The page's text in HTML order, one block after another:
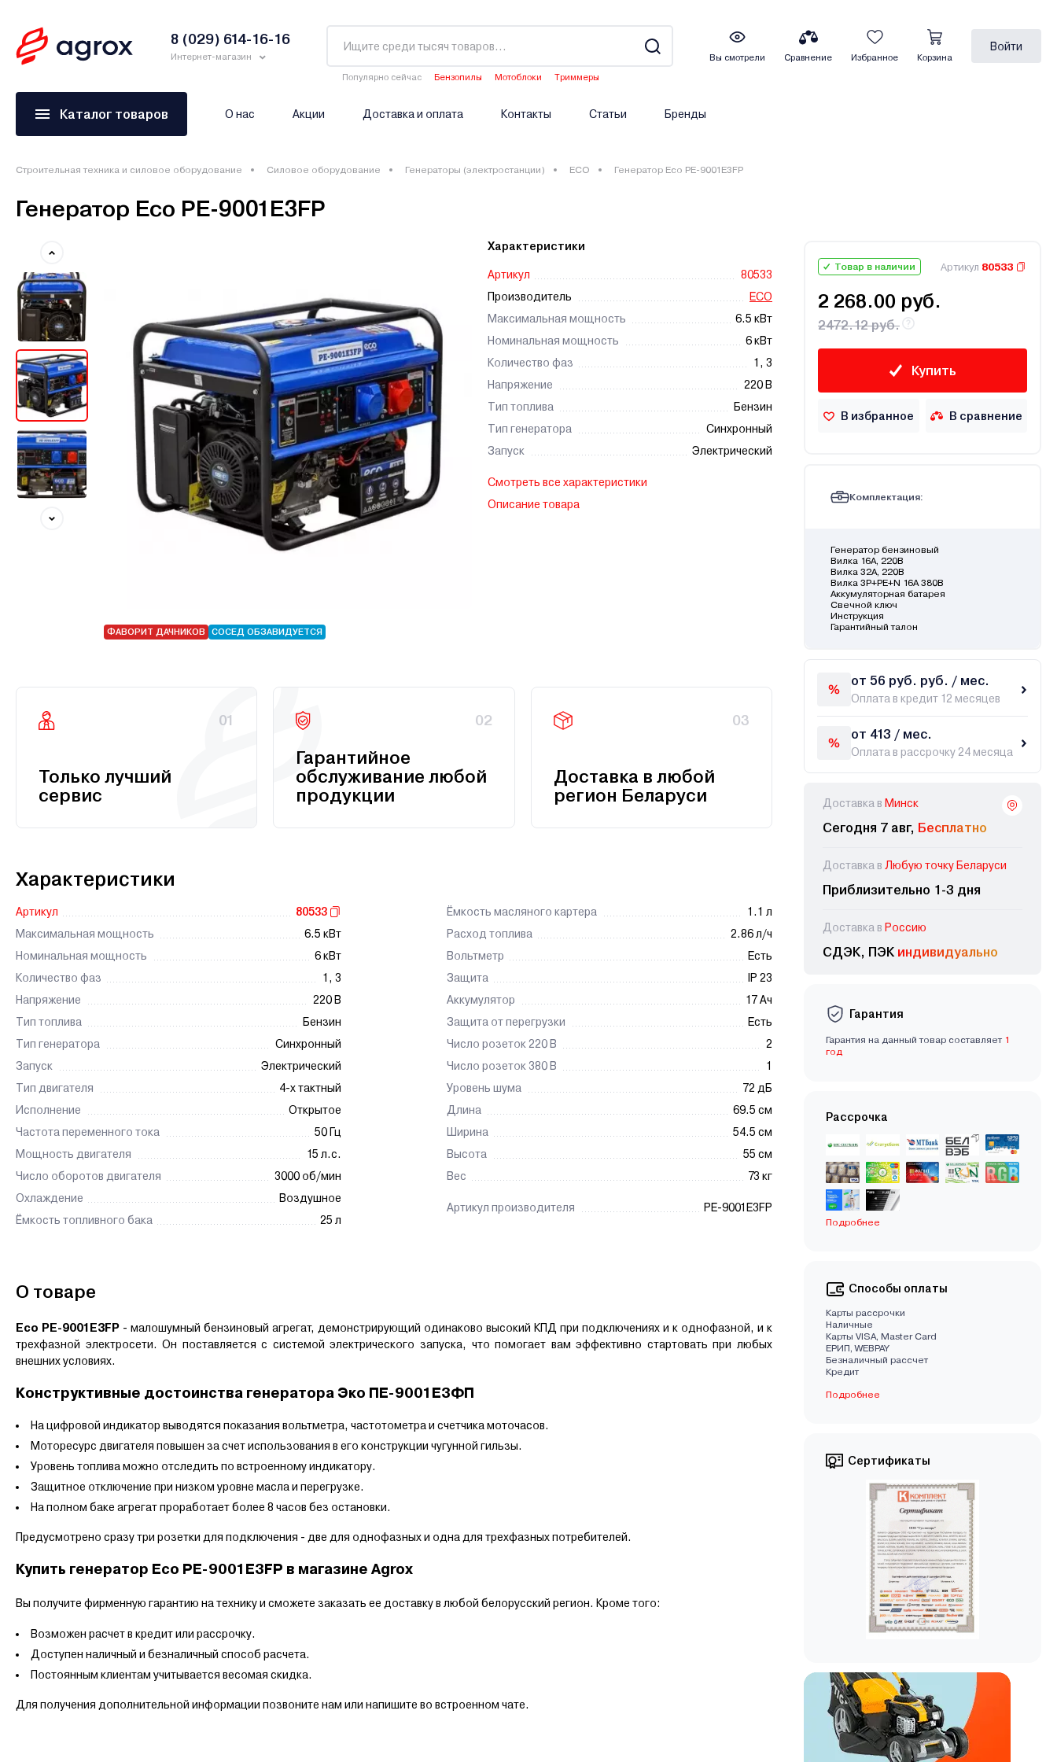
8 (029) 614-16-16
Интернет-магазин
Популярно сейчас Бензопилы Мотоблоки
Триммеры
Вы смотрели Сравнение Избранное Корзина
Войти
Каталог товаров О нас Акции Доставка и оплата Контакты Статьи Бренды
Строительная техника и силовое оборудование Силовое оборудование Генераторы (электростанции) ECO Генератор Eco PE-9001E3FP
Генератор Eco PE-9001E3FP
ФАВОРИТ ДАЧНИКОВ СОСЕД ОБЗАВИДУЕТСЯ
Характеристики
Артикул
80533
Производитель
ECO
Максимальная мощность
6.5 кВт
Номинальная мощность
6 кВт
Количество фаз
1, 3
Напряжение
220 В
Тип топлива
Бензин
Тип генератора
Синхронный
Запуск
Электрический
Смотреть все характеристики
Описание товара
01
Только лучший
сервис
02
Гарантийное
обслуживание любой
продукции
03
Доставка в любой
регион Беларуси
Характеристики
Артикул
80533
Максимальная мощность
6.5 кВт
Номинальная мощность
6 кВт
Количество фаз
1, 3
Напряжение
220 В
Тип топлива
Бензин
Тип генератора
Синхронный
Запуск
Электрический
Тип двигателя
4-х тактный
Исполнение
Открытое
Частота переменного тока
50 Гц
Мощность двигателя
15 л.с.
Число оборотов двигателя
3000 об/мин
Охлаждение
Воздушное
Ёмкость топливного бака
25 л
Ёмкость масляного картера
1.1 л
Расход топлива
2.86 л/ч
Вольтметр
Есть
Защита
IP 23
Аккумулятор
17 Aч
Защита от перегрузки
Есть
Число розеток 220 В
2
Число розеток 380 В
1
Уровень шума
72 дБ
Длина
69.5 см
Ширина
54.5 см
Высота
55 см
Вес
73 кг
Артикул производителя PE-9001E3FP
О товаре
Eco PE-9001E3FP - малошумный бензиновый агрегат, демонстрирующий одинаково высокий КПД при подключениях и к однофазной, и к
трехфазной электросети. Он поставляется с системой электрического запуска, что помогает вам эффективно стартовать при любых
внешних условиях.
Конструктивные достоинства генератора Эко ПE-9001E3ФП
На цифровой индикатор выводятся показания вольтметра, частотометра и счетчика моточасов.
Моторесурс двигателя повышен за счет использования в его конструкции чугунной гильзы.
Уровень топлива можно отследить по встроенному индикатору.
Защитное отключение при низком уровне масла и перегрузке.
На полном баке агрегат проработает более 8 часов без остановки.
Предусмотрено сразу три розетки для подключения - две для однофазных и одна для трехфазных потребителей.
Купить генератор Eco PE-9001E3FP в магазине Agrox
Вы получите фирменную гарантию на технику и сможете заказать ее доставку в любой белорусский регион. Кроме того:
Возможен расчет в кредит или рассрочку.
Доступен наличный и безналичный способ расчета.
Постоянным клиентам учитывается весомая скидка.
Для получения дополнительной информации позвоните нам или напишите во встроенном чате.
Товар в наличии Артикул 80533
2 268.00 руб.
2472.12 руб.
Купить
В избранное В сравнение
Комплектация:
Генератор бензиновый
Вилка 16А, 220В
Вилка 32А, 220В
Вилка 3Р+РЕ+N 16А 380В
Аккумуляторная батарея
Свечной ключ
Инструкция
Гарантийный талон
от 56 руб. руб. / мес.
Оплата в кредит 12 месяцев
от 413 / мес.
Оплата в рассрочку 24 месяца
Доставка в Минск
Сегодня 7 авг, Бесплатно
Доставка в Любую точку Беларуси
Приблизительно 1-3 дня
Доставка в Россию
СДЭК, ПЭК индивидуально
Гарантия
Гарантия на данный товар составляет 1
год
Рассрочка
Подробнее
Способы оплаты
Карты рассрочки
Наличные
Карты VISA, Master Card
EРИП, WEBPAY
Безналичный рассчет
Кредит
Подробнее
Сертификаты